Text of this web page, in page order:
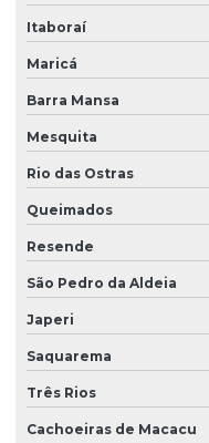
Ensaio geotécnico
Ensaio de sondagem do solo
Ensaios geotécnicos de
Ensaios laboratoriais de
Estudo de erosão
Estudo de solos
Gestão de áreas
Investigação ambiental
Investigação confirmatória
Itaboraí
Maricá
Barra Mansa
Mesquita
Rio das Ostras
Queimados
Resende
São Pedro da Aldeia
Japeri
Saquarema
Três Rios
Cachoeiras de Macacu